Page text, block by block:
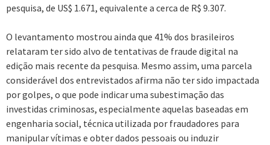
pesquisa, de US$ 1.671, equivalente a cerca de R$ 9.307.
O levantamento mostrou ainda que 41% dos brasileiros
relataram ter sido alvo de tentativas de fraude digital na
edição mais recente da pesquisa. Mesmo assim, uma parcela
considerável dos entrevistados afirma não ter sido impactada
por golpes, o que pode indicar uma subestimação das
investidas criminosas, especialmente aquelas baseadas em
engenharia social, técnica utilizada por fraudadores para
manipular vítimas e obter dados pessoais ou induzir